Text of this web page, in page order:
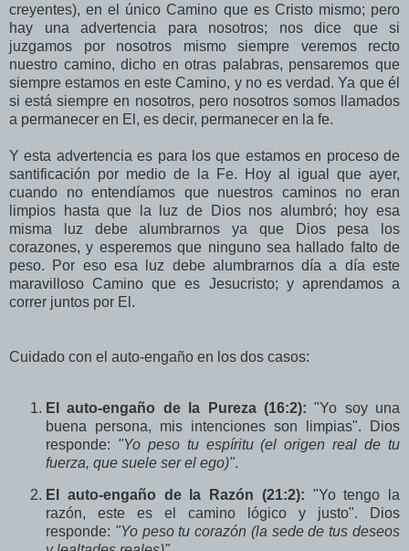
creyentes), en el único Camino que es Cristo mismo; pero
hay una advertencia para nosotros; nos dice que si
juzgamos por nosotros mismo siempre veremos recto
nuestro camino, dicho en otras palabras, pensaremos que
siempre estamos en este Camino, y no es verdad. Ya que él
si está siempre en nosotros, pero nosotros somos llamados
a permanecer en El, es decir, permanecer en la fe.
Y esta advertencia es para los que estamos en proceso de
santificación por medio de la Fe. Hoy al igual que ayer,
cuando no entendíamos que nuestros caminos no eran
limpios hasta que la luz de Dios nos alumbró; hoy esa
misma luz debe alumbrarnos ya que Dios pesa los
corazones, y esperemos que ninguno sea hallado falto de
peso. Por eso esa luz debe alumbrarnos día a día este
maravilloso Camino que es Jesucristo; y aprendamos a
correr juntos por El.
Cuidado con el auto-engaño en los dos casos:
El auto-engaño de la Pureza (16:2): "Yo soy una
buena persona, mis intenciones son limpias". Dios
responde: "Yo peso tu espíritu (el origen real de tu
fuerza, que suele ser el ego)".
El auto-engaño de la Razón (21:2): "Yo tengo la
razón, este es el camino lógico y justo". Dios
responde: "Yo peso tu corazón (la sede de tus deseos